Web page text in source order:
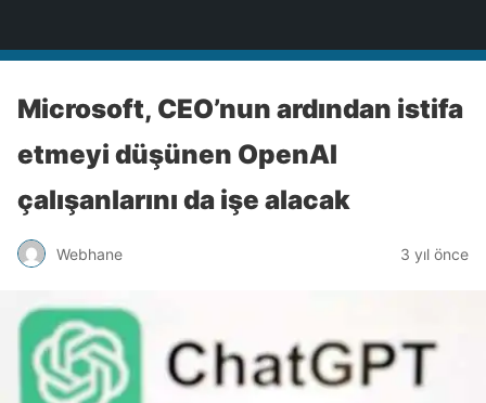
Microsoft, CEO’nun ardından istifa
etmeyi düşünen OpenAI
çalışanlarını da işe alacak
Webhane 3 yıl önce